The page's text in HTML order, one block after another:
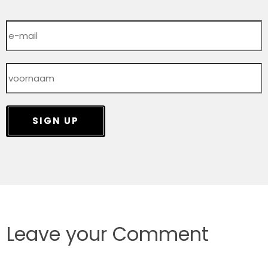
SIGN UP
Leave your Comment